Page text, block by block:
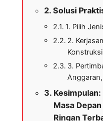
Solusi
1. Pilih
2.
Konstruksi
3.
Masa
Ringan